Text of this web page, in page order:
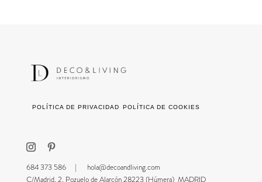
POLÍTICA DE PRIVACIDAD POLÍTICA DE COOKIES
684 373 586 | hola@decoandliving.com
C/Madrid, 2, Pozuelo de Alarcón 28223 (Húmera) MADRID